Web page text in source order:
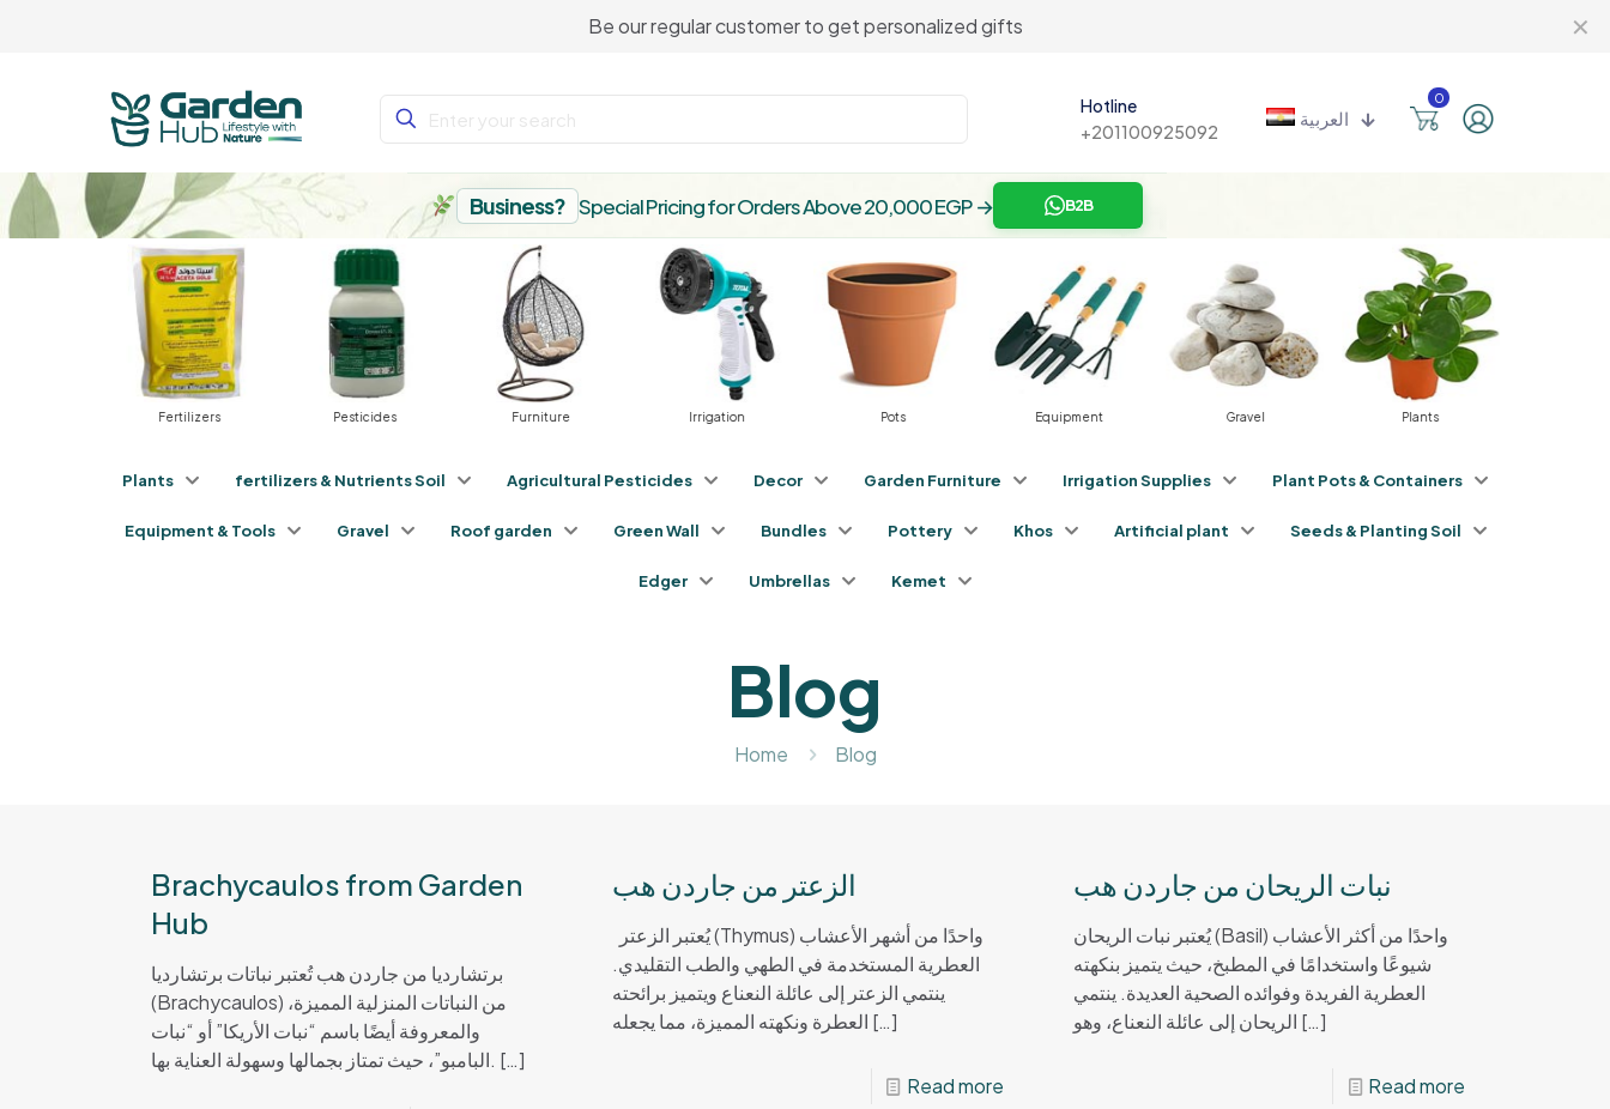
Be our regular customer to get personalized gifts ✕
Hotline
+201100925092
العربية
0
Business? Special Pricing for Orders Above 20,000 EGP→ B2B
Pesticides Furniture Irrigation Pots Equipment Gravel Plants Fertilizers
Plants fertilizers & Nutrients Soil Agricultural Pesticides Decor Garden Furniture Irrigation Supplies Plant Pots & Containers
Equipment & Tools Gravel Roof garden Green Wall Bundles Pottery Khos Artificial plant Seeds & Planting Soil
Edger Umbrellas Kemet
Blog
Home Blog
Brachycaulos from Garden
Hub
برتشارديا من جاردن هب تُعتبر نباتات برتشارديا
(Brachycaulos) من النباتات المنزلية المميزة،
والمعروفة أيضًا باسم “نبات الأريكا” أو “نبات
البامبو”، حيث تمتاز بجمالها وسهولة العناية بها. […]
الزعتر من جاردن هب
العطرية المستخدمة في الطهي والطب التقليدي.
ينتمي الزعتر إلى عائلة النعناع ويتميز برائحته
العطرة ونكهته المميزة، مما يجعله […]
Read more
نبات الريحان من جاردن هب
يُعتبر نبات الريحان (Basil) واحدًا من أكثر الأعشاب
شيوعًا واستخدامًا في المطبخ، حيث يتميز بنكهته
العطرية الفريدة وفوائده الصحية العديدة. ينتمي
الريحان إلى عائلة النعناع، وهو […]
Read more